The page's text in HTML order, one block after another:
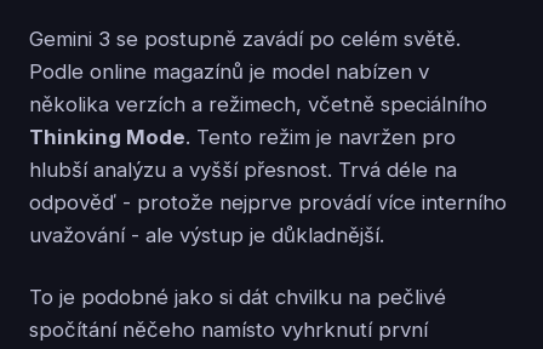
Gemini 3 se postupně zavádí po celém světě.
Podle online magazínů je model nabízen v
několika verzích a režimech, včetně speciálního
Thinking Mode. Tento režim je navržen pro
hlubší analýzu a vyšší přesnost. Trvá déle na
odpověď - protože nejprve provádí více interního
uvažování - ale výstup je důkladnější.
To je podobné jako si dát chvilku na pečlivé
spočítání něčeho namísto vyhrknutí první